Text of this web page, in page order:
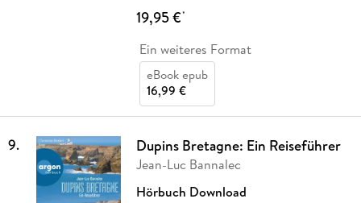
19,95 €*
Ein weiteres Format
eBook epub
16,99 €
9. Dupins Bretagne: Ein Reiseführer
Jean-Luc Bannalec
Hörbuch Download